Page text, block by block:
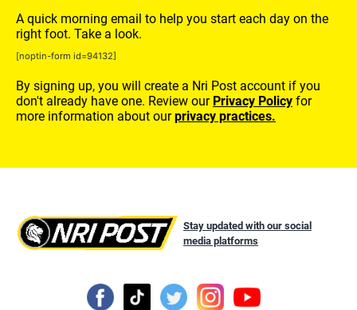
A quick morning email to help you start each day on the
right foot. Take a look.
[noptin-form id=94132]
By signing up, you will create a Nri Post account if you
don't already have one. Review our Privacy Policy for
more information about ourprivacy practices.
Stay updated with our social
media platforms